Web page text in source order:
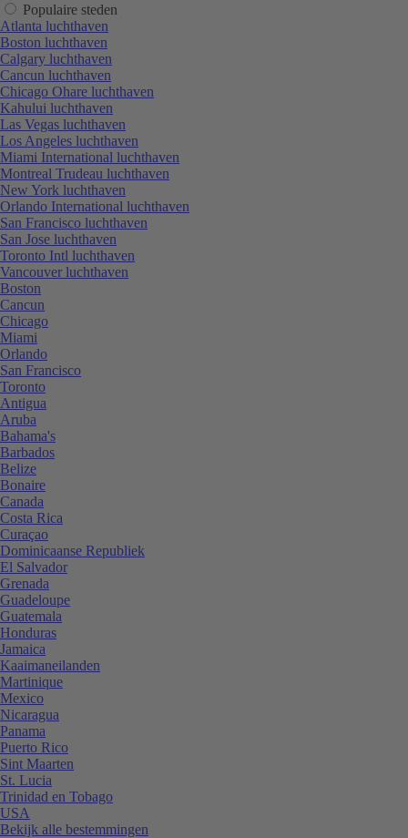
Populaire steden
Atlanta luchthaven
Boston luchthaven
Calgary luchthaven
Cancun luchthaven
Chicago Ohare luchthaven
Kahului luchthaven
Las Vegas luchthaven
Los Angeles luchthaven
Miami International luchthaven
Montreal Trudeau luchthaven
New York luchthaven
Orlando International luchthaven
San Francisco luchthaven
San Jose luchthaven
Toronto Intl luchthaven
Vancouver luchthaven
Boston
Cancun
Chicago
Miami
Orlando
San Francisco
Toronto
Antigua
Aruba
Bahama's
Barbados
Belize
Bonaire
Canada
Costa Rica
Curaçao
Dominicaanse Republiek
El Salvador
Grenada
Guadeloupe
Guatemala
Honduras
Jamaica
Kaaimaneilanden
Martinique
Mexico
Nicaragua
Panama
Puerto Rico
Sint Maarten
St. Lucia
Trinidad en Tobago
USA
Bekijk alle bestemmingen